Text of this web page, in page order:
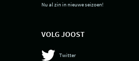
Nu al zin in nieuwe seizoen!
VOLG JOOST
Twitter